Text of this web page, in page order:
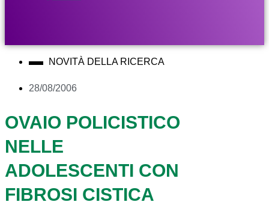
NOVITÀ DELLA RICERCA
28/08/2006
OVAIO POLICISTICO
NELLE
ADOLESCENTI CON
FIBROSI CISTICA